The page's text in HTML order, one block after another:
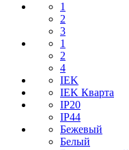
1
2
3
1
2
4
IEK
IEK Кварта
IP20
IP44
Бежевый
Белый